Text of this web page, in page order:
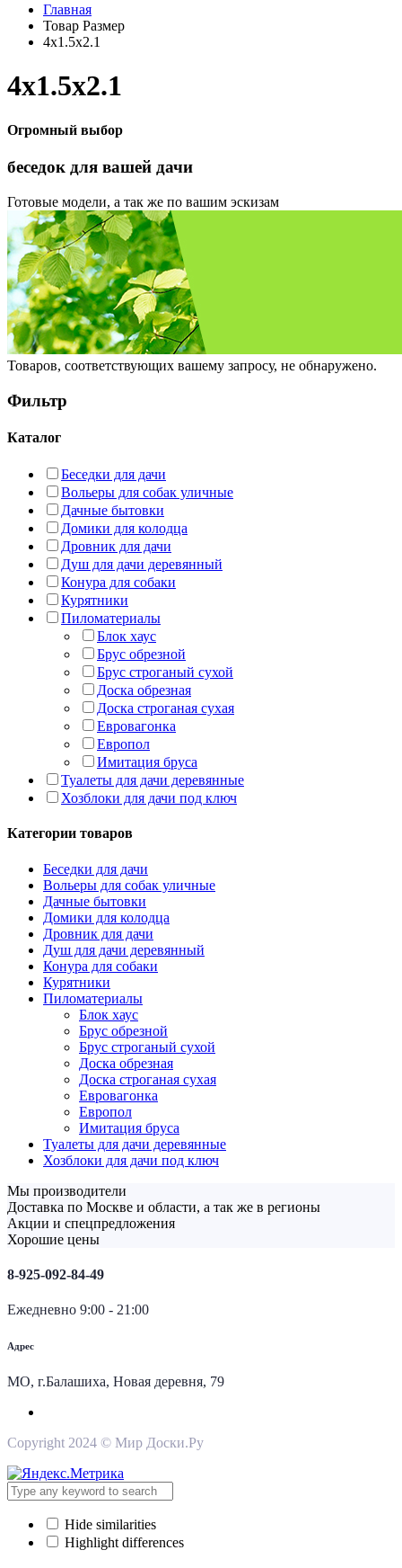
Главная
Товар Размер
4х1.5х2.1
4х1.5х2.1
Огромный выбор
беседок для вашей дачи
Готовые модели, а так же по вашим эскизам
Товаров, соответствующих вашему запросу, не обнаружено.
Фильтр
Каталог
Беседки для дачи
Вольеры для собак уличные
Дачные бытовки
Домики для колодца
Дровник для дачи
Душ для дачи деревянный
Конура для собаки
Курятники
Пиломатериалы
Блок хаус
Брус обрезной
Брус строганый сухой
Доска обрезная
Доска строганая сухая
Евровагонка
Европол
Имитация бруса
Туалеты для дачи деревянные
Хозблоки для дачи под ключ
Категории товаров
Беседки для дачи
Вольеры для собак уличные
Дачные бытовки
Домики для колодца
Дровник для дачи
Душ для дачи деревянный
Конура для собаки
Курятники
Пиломатериалы
Блок хаус
Брус обрезной
Брус строганый сухой
Доска обрезная
Доска строганая сухая
Евровагонка
Европол
Имитация бруса
Туалеты для дачи деревянные
Хозблоки для дачи под ключ
Мы производители
Доставка по Москве и области, а так же в регионы
Акции и спецпредложения
Хорошие цены
8-925-092-84-49
Ежедневно 9:00 - 21:00
Адрес
МО, г.Балашиха, Новая деревня, 79
Copyright 2024 © Мир Доски.Ру
Hide similarities
Highlight differences